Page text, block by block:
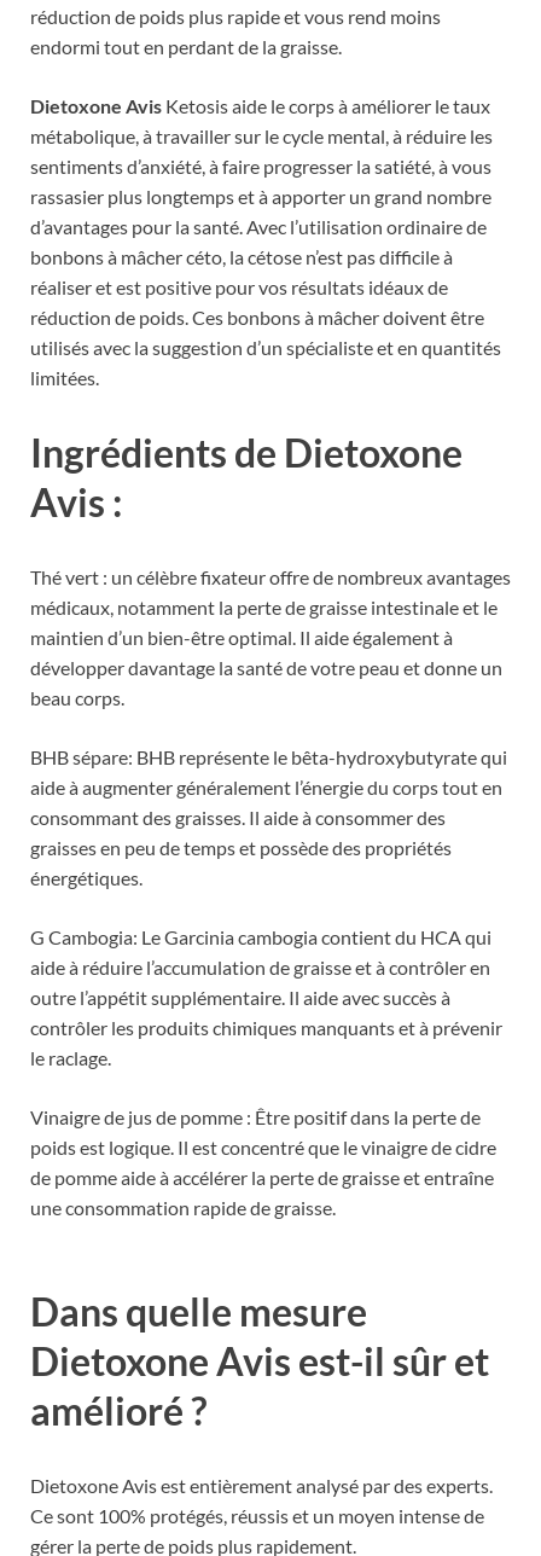
réduction de poids plus rapide et vous rend moins
endormi tout en perdant de la graisse.
Dietoxone Avis Ketosis aide le corps à améliorer le taux
métabolique, à travailler sur le cycle mental, à réduire les
sentiments d’anxiété, à faire progresser la satiété, à vous
rassasier plus longtemps et à apporter un grand nombre
d’avantages pour la santé. Avec l’utilisation ordinaire de
bonbons à mâcher céto, la cétose n’est pas difficile à
réaliser et est positive pour vos résultats idéaux de
réduction de poids. Ces bonbons à mâcher doivent être
utilisés avec la suggestion d’un spécialiste et en quantités
limitées.
Ingrédients de Dietoxone
Avis :
Thé vert : un célèbre fixateur offre de nombreux avantages
médicaux, notamment la perte de graisse intestinale et le
maintien d’un bien-être optimal. Il aide également à
développer davantage la santé de votre peau et donne un
beau corps.
BHB sépare: BHB représente le bêta-hydroxybutyrate qui
aide à augmenter généralement l’énergie du corps tout en
consommant des graisses. Il aide à consommer des
graisses en peu de temps et possède des propriétés
énergétiques.
G Cambogia: Le Garcinia cambogia contient du HCA qui
aide à réduire l’accumulation de graisse et à contrôler en
outre l’appétit supplémentaire. Il aide avec succès à
contrôler les produits chimiques manquants et à prévenir
le raclage.
Vinaigre de jus de pomme : Être positif dans la perte de
poids est logique. Il est concentré que le vinaigre de cidre
de pomme aide à accélérer la perte de graisse et entraîne
une consommation rapide de graisse.
Dans quelle mesure
Dietoxone Avis est-il sûr et
amélioré ?
Dietoxone Avis est entièrement analysé par des experts.
Ce sont 100% protégés, réussis et un moyen intense de
gérer la perte de poids plus rapidement.